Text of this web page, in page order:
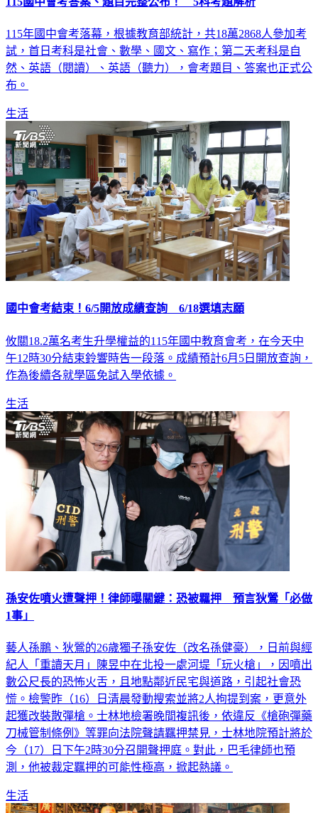
115年國中會考落幕，根據教育部統計，共18萬2868人參加考
試，首日考科是社會、數學、國文、寫作；第二天考科是自
然、英語（閱讀）、英語（聽力），會考題目、答案也正式公
生活
攸關18.2萬名考生升學權益的115年國中教育會考，在今天中
午12時30分結束鈴響時告一段落。成績預計6月5日開放查詢，
生活
孫安佐噴火遭聲押！律師曝關鍵：恐被羈押 預言狄鶯「必做
藝人孫鵬、狄鶯的26歲獨子孫安佐（改名孫健豪），日前與經
紀人「重讀天月」陳昱中在北投一處河堤「玩火槍」，因噴出
數公尺長的恐怖火舌，且地點鄰近民宅與道路，引起社會恐
慌。檢警昨（16）日清晨發動搜索並將2人拘提到案，更意外
起獲改裝散彈槍。士林地檢署晚間複訊後，依違反《槍砲彈藥
刀械管制條例》等罪向法院聲請羈押禁見，士林地院預計將於
今（17）日下午2時30分召開聲押庭。對此，巴毛律師也預